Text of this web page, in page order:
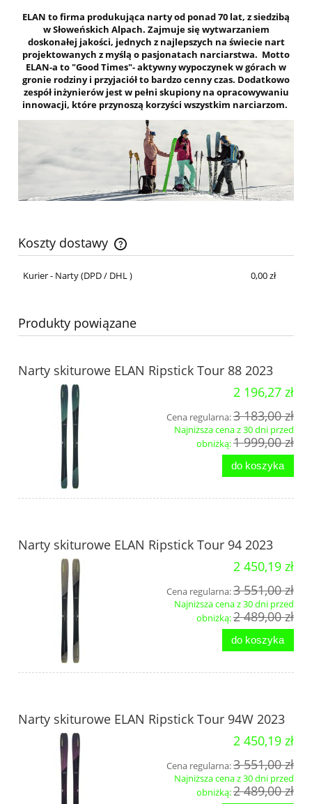
ELAN to firma produkująca narty od ponad 70 lat, z siedzibą
w Słoweńskich Alpach. Zajmuje się wytwarzaniem
doskonałej jakości, jednych z najlepszych na świecie nart
projektowanych z myślą o pasjonatach narciarstwa. Motto
ELAN-a to "Good Times"- aktywny wypoczynek w górach w
gronie rodziny i przyjaciół to bardzo cenny czas. Dodatkowo
zespół inżynierów jest w pełni skupiony na opracowywaniu
innowacji, które przynoszą korzyści wszystkim narciarzom.
Koszty dostawy
Cena nie zawiera ewentualnych kosztów płatności
Kurier - Narty(DPD / DHL ) 0,00 zł
Produkty powiązane
Narty skiturowe ELAN Ripstick Tour 88 2023
2 196,27 zł
Cena regularna:3 183,00 zł
Najniższa cena z 30 dni przed
obniżką:1 999,00 zł
do koszyka
Narty skiturowe ELAN Ripstick Tour 94 2023
2 450,19 zł
Cena regularna:3 551,00 zł
Najniższa cena z 30 dni przed
obniżką:2 489,00 zł
do koszyka
Narty skiturowe ELAN Ripstick Tour 94W 2023
2 450,19 zł
Cena regularna:3 551,00 zł
Najniższa cena z 30 dni przed
obniżką:2 489,00 zł